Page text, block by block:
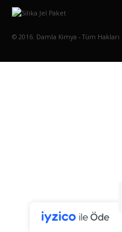
© 2016. Damla Kimya - Tüm Hakları